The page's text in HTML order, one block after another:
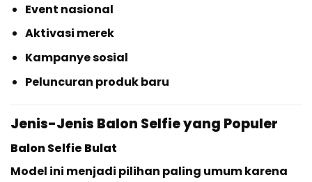
Event nasional
Aktivasi merek
Kampanye sosial
Peluncuran produk baru
Jenis-Jenis Balon Selfie yang Populer
Balon Selfie Bulat
Model ini menjadi pilihan paling umum karena